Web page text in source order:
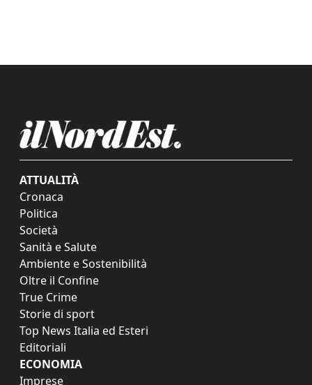
ATTUALITÀ
Cronaca
Politica
Società
Sanità e Salute
Ambiente e Sostenibilità
Oltre il Confine
True Crime
Storie di sport
Top News Italia ed Esteri
Editoriali
ECONOMIA
Imprese